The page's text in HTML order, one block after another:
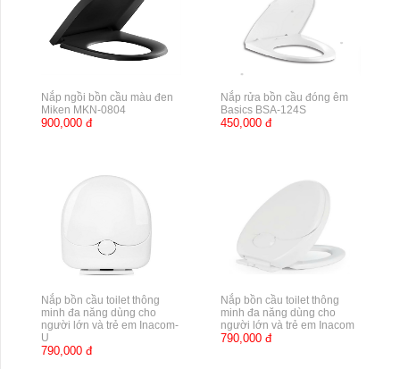
Nắp ngồi bồn cầu màu đen
Miken MKN-0804
900,000 đ
Nắp rửa bồn cầu đóng êm
Basics BSA-124S
450,000 đ
Nắp bồn cầu toilet thông
minh đa năng dùng cho
người lớn và trẻ em Inacom-
U
790,000 đ
Nắp bồn cầu toilet thông
minh đa năng dùng cho
người lớn và trẻ em Inacom
790,000 đ